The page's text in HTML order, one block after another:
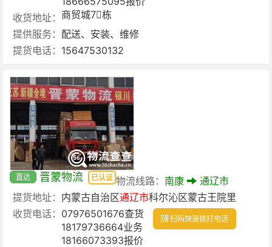
收货地址： 商贸城7⃣️栋
提供服务： 配送、安装、维修
提货电话： 15647530132
直达 晋蒙物流 已认证 物流线路： 南康
通辽市
提货地址： 内蒙古自治区通辽市科尔沁区蒙古王院里
收货电话： 07976501676查货
18179736664业务
18166073393报价
扫码快速拨打电话